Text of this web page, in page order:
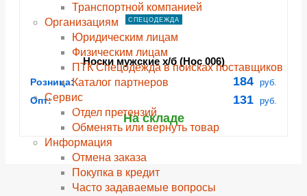
Транспортной компанией
Организациям
Юридическим лицам
Физическим лицам
ПТК Спецодежда в поисках поставщиков
Каталог партнеров
Сервис
Отдел претензий
Обменять или вернуть товар
Информация
Отмена заказа
Покупка в кредит
Часто задаваемые вопросы
СПЕЦОДЕЖДА
Носки мужские х/б (Нос 006)
Розница: 184 руб.
Опт: 131 руб.
На складе